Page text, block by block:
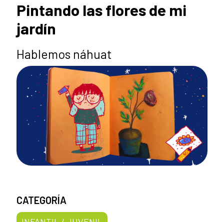
Pintando las flores de mi
jardín
Hablemos náhuat
CATEGORÍA